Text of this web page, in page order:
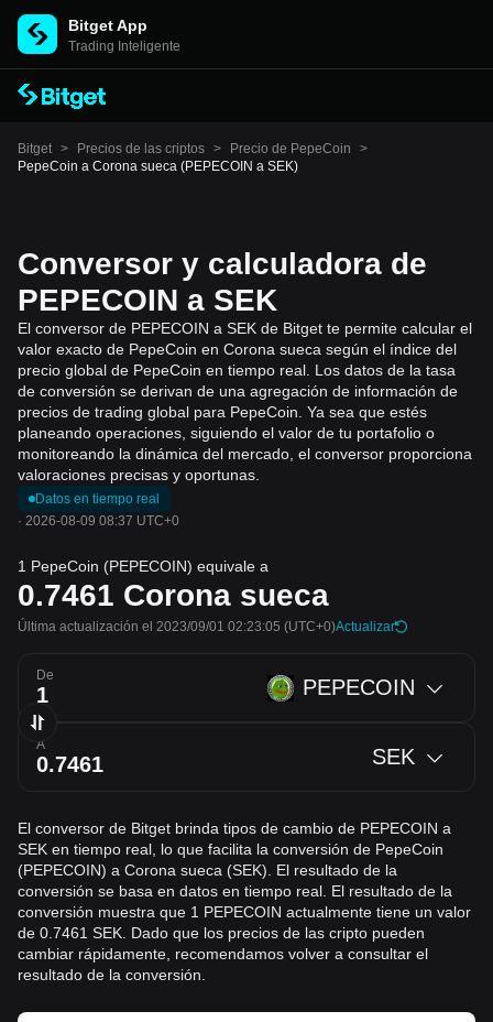
Bitget App
Trading Inteligente
Bitget > Precios de las criptos > Precio de PepeCoin
>
PepeCoin a Corona sueca (PEPECOIN a SEK)
Conversor y calculadora de
PEPECOIN a SEK
El conversor de PEPECOIN a SEK de Bitget te permite calcular el
valor exacto de PepeCoin en Corona sueca según el índice del
precio global de PepeCoin en tiempo real. Los datos de la tasa
de conversión se derivan de una agregación de información de
precios de trading global para PepeCoin. Ya sea que estés
planeando operaciones, siguiendo el valor de tu portafolio o
monitoreando la dinámica del mercado, el conversor proporciona
valoraciones precisas y oportunas.
Datos en tiempo real
· 2026-08-09 08:37 UTC+0
1 PepeCoin (PEPECOIN) equivale a
0.7461 Corona sueca
Última actualización el 2023/09/01 02:23:05 (UTC+0)Actualizar
De PEPECOIN
A SEK
El conversor de Bitget brinda tipos de cambio de PEPECOIN a
SEK en tiempo real, lo que facilita la conversión de PepeCoin
(PEPECOIN) a Corona sueca (SEK). El resultado de la
conversión se basa en datos en tiempo real. El resultado de la
conversión muestra que 1 PEPECOIN actualmente tiene un valor
de 0.7461 SEK. Dado que los precios de las cripto pueden
cambiar rápidamente, recomendamos volver a consultar el
resultado de la conversión.